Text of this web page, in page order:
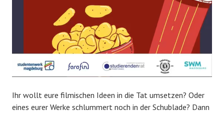
Ihr wollt eure filmischen Ideen in die Tat umsetzen? Oder
eines eurer Werke schlummert noch in der Schublade? Dann